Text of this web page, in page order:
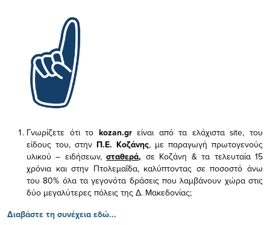
Γνωρίζετε ότι το kozan.gr είναι από τα ελάχισταsite, του
είδους του, στην Π.Ε. Κοζάνης, με παραγωγή πρωτογενούς
υλικού – ειδήσεων,σταθερά, σε Κοζάνη & τα τελευταία 15
χρόνια και στην Πτολεμαΐδα, καλύπτοντας σε ποσοστό άνω
του 80% όλα τα γεγονότα δράσεις που λαμβάνουν χώρα στις
δύο μεγαλύτερες πόλεις της Δ. Μακεδονίας;
Διαβάστε τη συνέχεια εδώ...